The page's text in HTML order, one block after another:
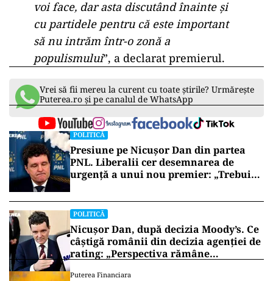
voi face, dar asta discutând înainte și
cu partidele pentru că este important
să nu intrăm într-o zonă a
populismului”, a declarat premierul.
Vrei să fii mereu la curent cu toate știrile? Urmărește
Puterea.ro și pe canalul de WhatsApp
POLITICĂ
Presiune pe Nicușor Dan din partea
PNL. Liberalii cer desemnarea de
urgență a unui nou premier: „Trebuie
POLITICĂ
Nicușor Dan, după decizia Moody’s. Ce
câștigă românii din decizia agenției de
rating: „Perspectiva rămâne
Puterea Financiara